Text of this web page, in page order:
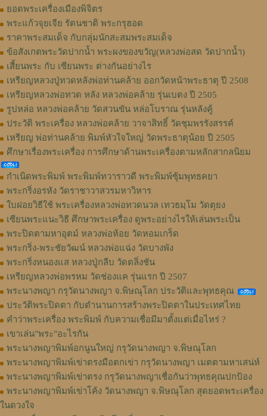
ยอดพระเครื่องเมืองพิจิตร
พระแก้วจุยเจีย รัตนชาติ พระกรุฮอด
ราคาพระสมเด็จ กับกลุ่มนักสะสมพระสมเด็จ
ข้อสังเกตพระวัดปากน้ำ พระผงของขวัญ(หลวงพ่อสด วัดปากน้ำ)
เสี้ยนพระ กับ เซียนพระ ต่างกันอย่างไร
เหรียญหลวงปู่ทวดหลังพ่อท่านคล้าย ออกวัดหน้าพระธาตุ ปี 2508
เหรียญหลวงพ่อทวด หลัง หลวงพ่อคล้าย รุ่นเบตง ปี 2505
รูปหล่อ หลวงพ่อคล้าย วัดสวนขัน หล่อโบราณ รุ่นหลังคู้
ประวัติ พระเครื่อง หลวงพ่อคล้าย วาจาสิทธิ์ วัดชุมพรรังสรรค์
เหรียญ พ่อท่านคล้าย พิมพ์หัวใจใหญ่ วัดพระธาตุน้อย ปี 2505
ศึกษาเรื่องพระเครื่อง การศึกษาด้านพระเครื่องตามหลักสากลนิยม
กำเนิดพระพิมพ์ พระพิมพ์ทวาราวดี พระพิมพ์ซุ้มพุทธคยา
พระกริ่งอรหัง วัดราชาวาสวรมหาวิหาร
ใบฝอยวิธีใช้ พระเครื่องหลวงพ่อทวดนวล เทวธมฺโม วัดตุยง
เซียนพระแนะวิธี ศึกษาพระเครื่อง ดูพระอย่างไรให้เล่นพระเป็น
พระปิดตามหาอุตม์ หลวงพ่อห้อย วัดหอมเกร็ด
พระกริ่ง-พระชัยวัฒน์ หลวงพ่อแฉ่ง วัดบางพัง
พระกริ่งหนองแส หลวงปู่กลีบ วัดตลิ่งชัน
เหรียญหลวงพ่อพรหม วัดช่องแค รุ่นแรก ปี 2507
พระนางพญา กรุวัดนางพญา จ.พิษณุโลก ประวัติและพุทธคุณ
ประวัติพระปิดตา กับตำนานการสร้างพระปิดตาในประเทศไทย
คำว่าพระเครื่อง พระพิมพ์ กับความเชื่อมีมาตั้งแต่เมื่อไหร่ ?
เขาเล่น"พระ"อะไรกัน
พระนางพญาพิมพ์อกนูนใหญ่ กรุวัดนางพญา จ.พิษณุโลก
พระนางพญาพิมพ์เข่าตรงมือตกเข่า กรุวัดนางพญา เมตตามหาเสน่ห์
พระนางพญาพิมพ์เข่าตรง กรุวัดนางพญาเชื่อกันว่าพุทธคุณปกป้อง
พระนางพญาพิมพ์เข่าโค้ง วัดนางพญา จ.พิษณุโลก สุดยอดพระเครื่อง
ในดวงใจ